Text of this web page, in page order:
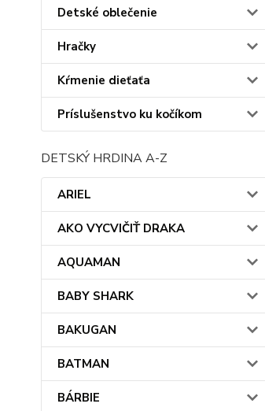
Detské oblečenie
Hračky
Kŕmenie dieťaťa
Príslušenstvo ku kočíkom
DETSKÝ HRDINA A-Z
ARIEL
AKO VYCVIČIŤ DRAKA
AQUAMAN
BABY SHARK
BAKUGAN
BATMAN
BÁRBIE